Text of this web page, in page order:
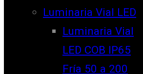
Luminaria Vial LED
Luminaria Vial
LED COB IP65
Fría 50 a 200